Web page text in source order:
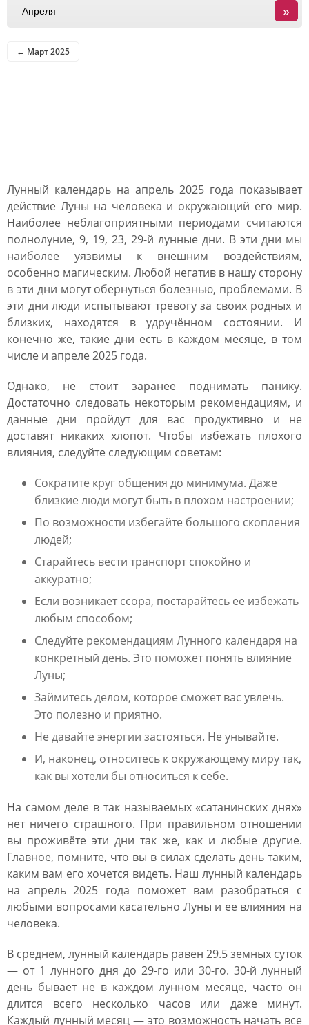
Апреля »
← Март 2025
Лунный календарь на апрель 2025 года показывает
действие Луны на человека и окружающий его мир.
Наиболее неблагоприятными периодами считаются
полнолуние, 9, 19, 23, 29-й лунные дни. В эти дни мы
наиболее уязвимы к внешним воздействиям,
особенно магическим. Любой негатив в нашу сторону
в эти дни могут обернуться болезнью, проблемами. В
эти дни люди испытывают тревогу за своих родных и
близких, находятся в удручённом состоянии. И
конечно же, такие дни есть в каждом месяце, в том
числе и апреле 2025 года.
Однако, не стоит заранее поднимать панику.
Достаточно следовать некоторым рекомендациям, и
данные дни пройдут для вас продуктивно и не
доставят никаких хлопот. Чтобы избежать плохого
влияния, следуйте следующим советам:
Сократите круг общения до минимума. Даже
близкие люди могут быть в плохом настроении;
По возможности избегайте большого скопления
людей;
Старайтесь вести транспорт спокойно и
аккуратно;
Если возникает ссора, постарайтесь ее избежать
любым способом;
Следуйте рекомендациям Лунного календаря на
конкретный день. Это поможет понять влияние
Луны;
Займитесь делом, которое сможет вас увлечь.
Это полезно и приятно.
Не давайте энергии застояться. Не унывайте.
И, наконец, относитесь к окружающему миру так,
как вы хотели бы относиться к себе.
На самом деле в так называемых «сатанинских днях»
нет ничего страшного. При правильном отношении
вы проживёте эти дни так же, как и любые другие.
Главное, помните, что вы в силах сделать день таким,
каким вам его хочется видеть. Наш лунный календарь
на апрель 2025 года поможет вам разобраться с
любыми вопросами касательно Луны и ее влияния на
человека.
В среднем, лунный календарь равен 29.5 земных суток
— от 1 лунного дня до 29-го или 30-го. 30-й лунный
день бывает не в каждом лунном месяце, часто он
длится всего несколько часов или даже минут.
Каждый лунный месяц — это возможность начать все